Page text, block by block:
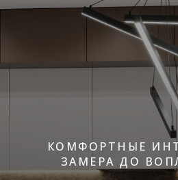
КОМФОРТНЫЕ
ЗАМЕРА ДО